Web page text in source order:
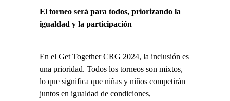
El torneo será para todos, priorizando la
igualdad y la participación
En el Get Together CRG 2024, la inclusión es
una prioridad. Todos los torneos son mixtos,
lo que significa que niñas y niños competirán
juntos en igualdad de condiciones,